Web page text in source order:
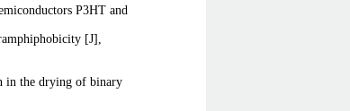
P3HT and
[J],
in the drying of binary